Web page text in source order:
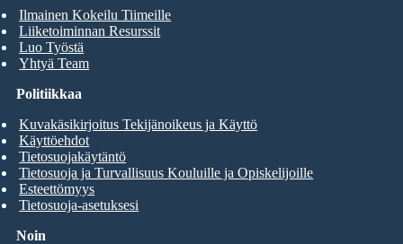
Ilmainen Kokeilu Tiimeille
Liiketoiminnan Resurssit
Luo Työstä
Yhtyä Team
Noin
Politiikkaa
Kuvakäsikirjoitus Tekijänoikeus ja Käyttö
Käyttöehdot
Tietosuojakäytäntö
Tietosuoja ja Turvallisuus Kouluille ja Opiskelijoille
Esteettömyys
Tietosuoja-asetuksesi